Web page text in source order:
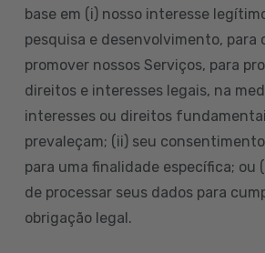
base em (i) nosso interesse
pesquisa e desenvolvimento, para
promover nossos Serviços, para
direitos e interesses legais, na
interesses ou direitos
prevaleçam; (ii) seu
para uma finalidade específica; ou
de processar seus dados para
obrigação legal.